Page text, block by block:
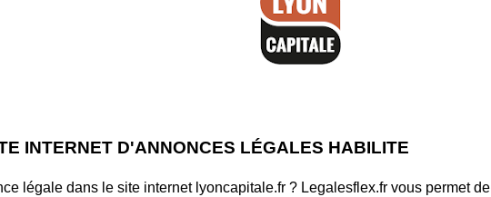
INTERNET D'ANNONCES LÉGALES HABILITE
légale dans le site internet lyoncapitale.fr ? Legalesflex.fr vous permet de